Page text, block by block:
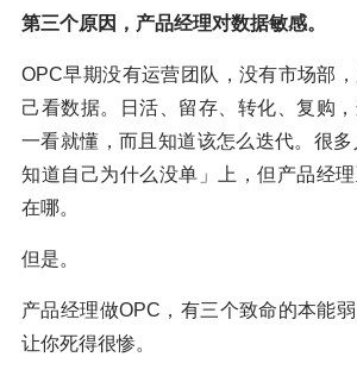
第三个原因，产品经理对数据敏感。
OPC早期没有运营团队，没有市场部
己看数据。日活、留存、转化、复购
一看就懂，而且知道该怎么迭代。很
知道自己为什么没单」上，但产品经
在哪。
但是。
产品经理做OPC，有三个致命的本能
让你死得很惨。